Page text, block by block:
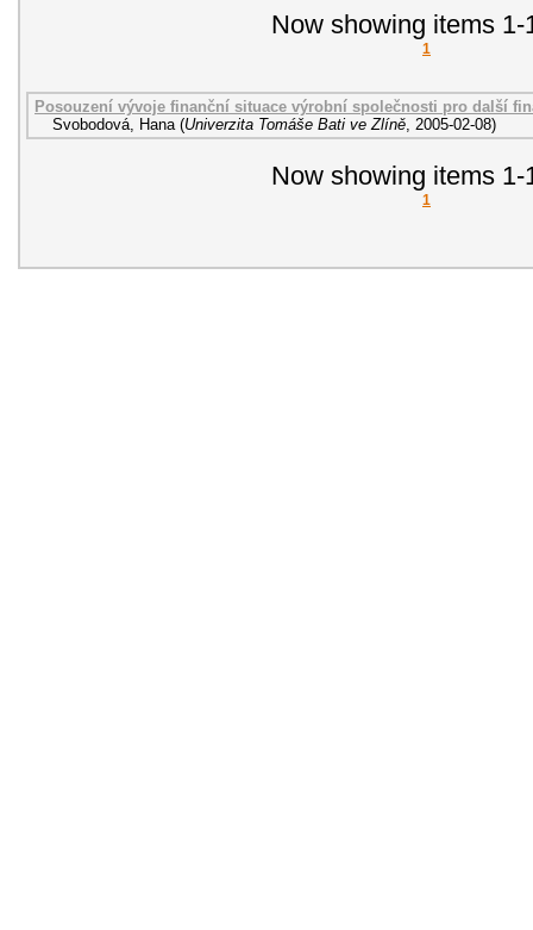
Now showing items 1-
1
Posouzení vývoje finanční situace výrobní společnosti pro další
Svobodová, Hana (Univerzita Tomáše Bati ve Zlíně 2005-02-08)
Now showing items 1-
1